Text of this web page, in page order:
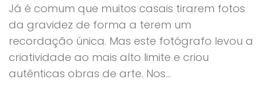
Já é comum que muitos casais tirarem fotos
da gravidez de forma a terem um
recordação única. Mas este fotógrafo levou a
criatividade ao mais alto limite e criou
autênticas obras de arte. Nos...